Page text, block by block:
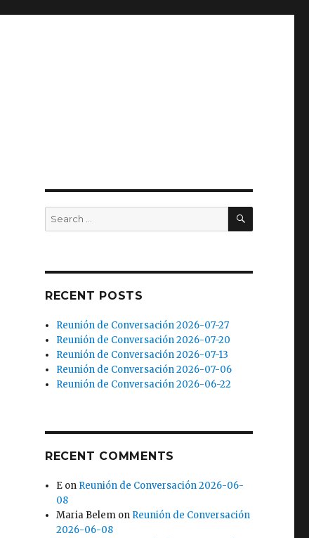
Search
for:
SEARCH
RECENT POSTS
Reunión de Conversación 2026-07-27
Reunión de Conversación 2026-07-20
Reunión de Conversación 2026-07-13
Reunión de Conversación 2026-07-06
Reunión de Conversación 2026-06-22
RECENT COMMENTS
E on Reunión de Conversación 2026-06-
08
Maria Belem on Reunión de Conversación
2026-06-08